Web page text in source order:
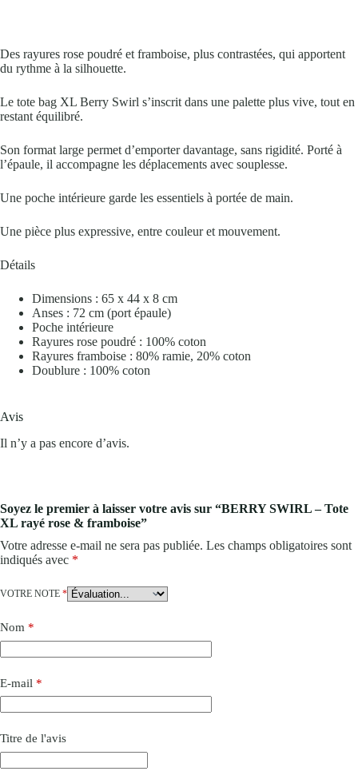
Des rayures rose poudré et framboise, plus contrastées, qui apportent
du rythme à la silhouette.
Le tote bag XL Berry Swirl s’inscrit dans une palette plus vive, tout en
restant équilibré.
Son format large permet d’emporter davantage, sans rigidité. Porté à
l’épaule, il accompagne les déplacements avec souplesse.
Une poche intérieure garde les essentiels à portée de main.
Une pièce plus expressive, entre couleur et mouvement.
Détails
Dimensions : 65 x 44 x 8 cm
Anses : 72 cm (port épaule)
Poche intérieure
Rayures rose poudré : 100% coton
Rayures framboise : 80% ramie, 20% coton
Doublure : 100% coton
Avis
Il n’y a pas encore d’avis.
Soyez le premier à laisser votre avis sur “BERRY SWIRL – Tote
XL rayé rose & framboise”
Votre adresse e-mail ne sera pas publiée. Les champs obligatoires sont
indiqués avec *
VOTRE NOTE *
Nom *
E-mail *
Titre de l'avis